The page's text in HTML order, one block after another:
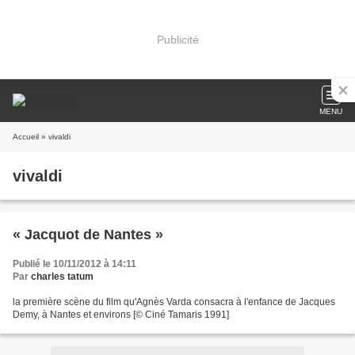
Publicité
MENU
Accueil » vivaldi
vivaldi
« Jacquot de Nantes »
Publié le 10/11/2012 à 14:11
Par charles tatum
la première scène du film qu'Agnès Varda consacra à l'enfance de Jacques
Demy, à Nantes et environs [© Ciné Tamaris 1991]